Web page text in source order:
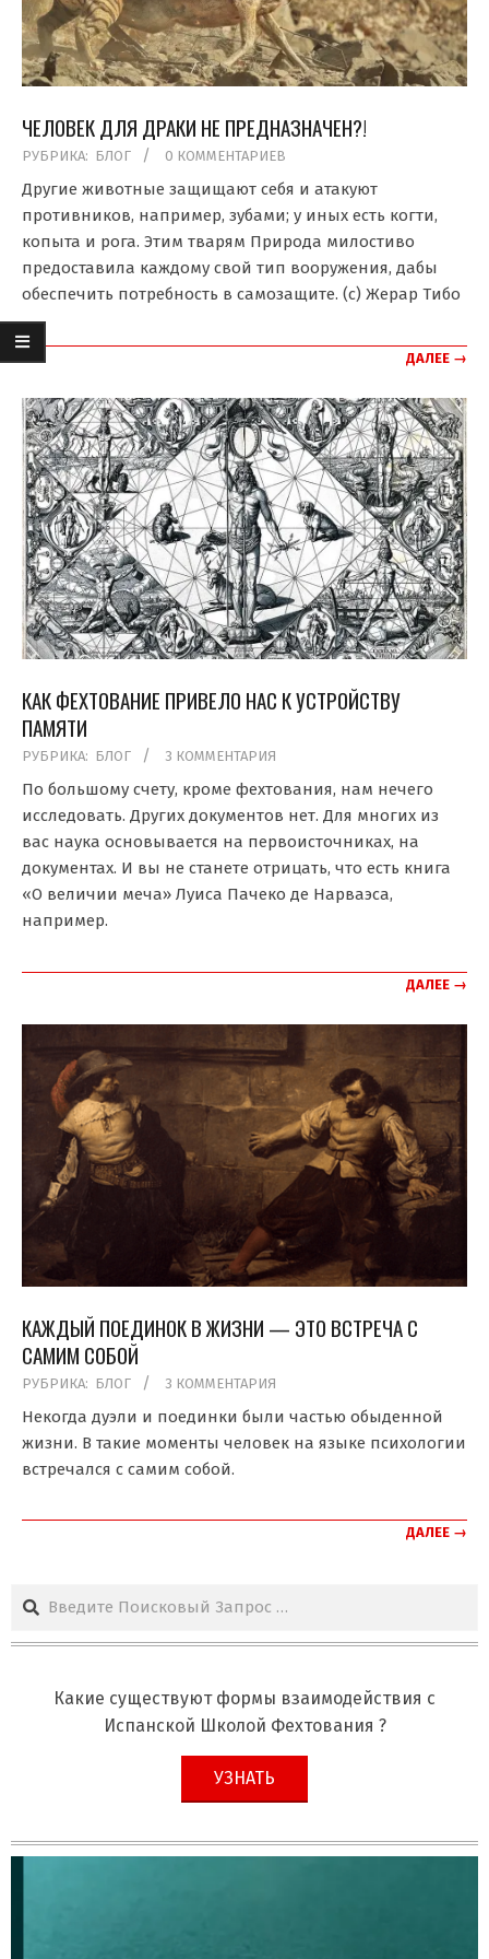
ЧЕЛОВЕК ДЛЯ ДРАКИ НЕ ПРЕДНАЗНАЧЕН?!
2020-
04-
РУБРИКА: БЛОГ 0 КОММЕНТАРИЕВ
Другие животные защищают себя и атакуют
противников, например, зубами; у иных есть когти,
копыта и рога. Этим тварям Природа милостиво
предоставила каждому свой тип вооружения, дабы
обеспечить потребность в самозащите. (с) Жерар Тибо
ДАЛЕЕ →
КАК ФЕХТОВАНИЕ ПРИВЕЛО НАС К УСТРОЙСТВУ
ПАМЯТИ
2019-
11-
РУБРИКА: БЛОГ 3 КОММЕНТАРИЯ
По большому счету, кроме фехтования, нам нечего
исследовать. Других документов нет. Для многих из
вас наука основывается на первоисточниках, на
документах. И вы не станете отрицать, что есть книга
«О величии меча» Луиса Пачеко де Нарваэса,
например.
ДАЛЕЕ →
КАЖДЫЙ ПОЕДИНОК В ЖИЗНИ — ЭТО ВСТРЕЧА С
САМИМ СОБОЙ
2019-
РУБРИКА: БЛОГ 3 КОММЕНТАРИЯ
Некогда дуэли и поединки были частью обыденной
жизни. В такие моменты человек на языке психологии
встречался с самим собой.
ДАЛЕЕ →
Поиск
Какие существуют формы взаимодействия с
Испанской Школой Фехтования ?
УЗНАТЬ